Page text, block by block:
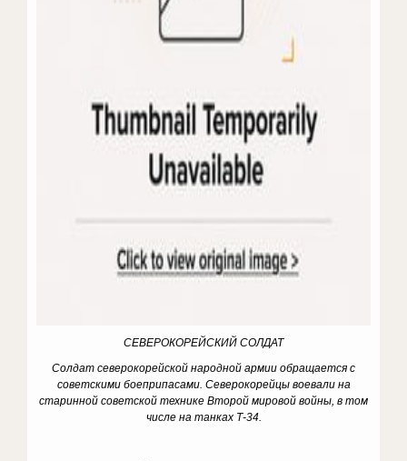
СЕВЕРОКОРЕЙСКИЙ СОЛДАТ
Солдат северокорейской народной армии обращается с
советскими боеприпасами. Северокорейцы воевали на
старинной советской технике Второй мировой войны, в том
числе на танках Т-34.